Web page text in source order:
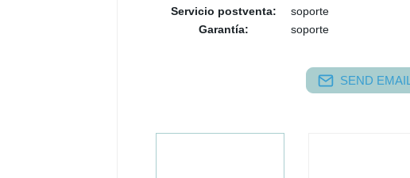
Servicio postventa:
soporte
Garantía:
soporte
SEND